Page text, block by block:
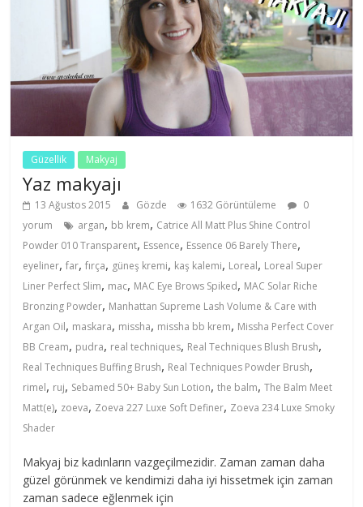
Güzellik Makyaj
Yaz makyajı
13 Ağustos 2015 Gözde 1632 Görüntüleme
0
yorum
argan, bb krem, Catrice All Matt Plus Shine Control
Powder 010 Transparent, Essence, Essence 06 Barely There,
eyeliner,far,fırça, güneş kremi, kaş kalemi, Loreal, Loreal Super
Liner Perfect Slim, mac, MAC Eye Brows Spiked, MAC Solar Riche
Bronzing Powder, Manhattan Supreme Lash Volume & Care with
Argan Oil, maskara, missha, missha bb krem, Missha Perfect Cover
BB Cream, pudra, real techniques, Real Techniques Blush Brush,
Real Techniques Buffing Brush, Real Techniques Powder Brush,
rimel, ruj, Sebamed 50+ Baby Sun Lotion,the balm,The Balm Meet
Matt(e), zoeva, Zoeva 227 Luxe Soft Definer, Zoeva 234 Luxe Smoky
Shader
Makyaj biz kadınların vazgeçilmezidir. Zaman zaman daha
güzel görünmek ve kendimizi daha iyi hissetmek için zaman
zaman sadece eğlenmek için